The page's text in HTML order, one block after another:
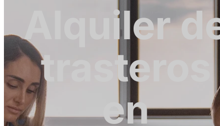
Alquiler
trasteros
en